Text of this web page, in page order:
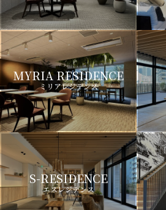
MYRIA RESIDENCE
ミリアレジデンス
S-RESIDENCE
エスレジデンス